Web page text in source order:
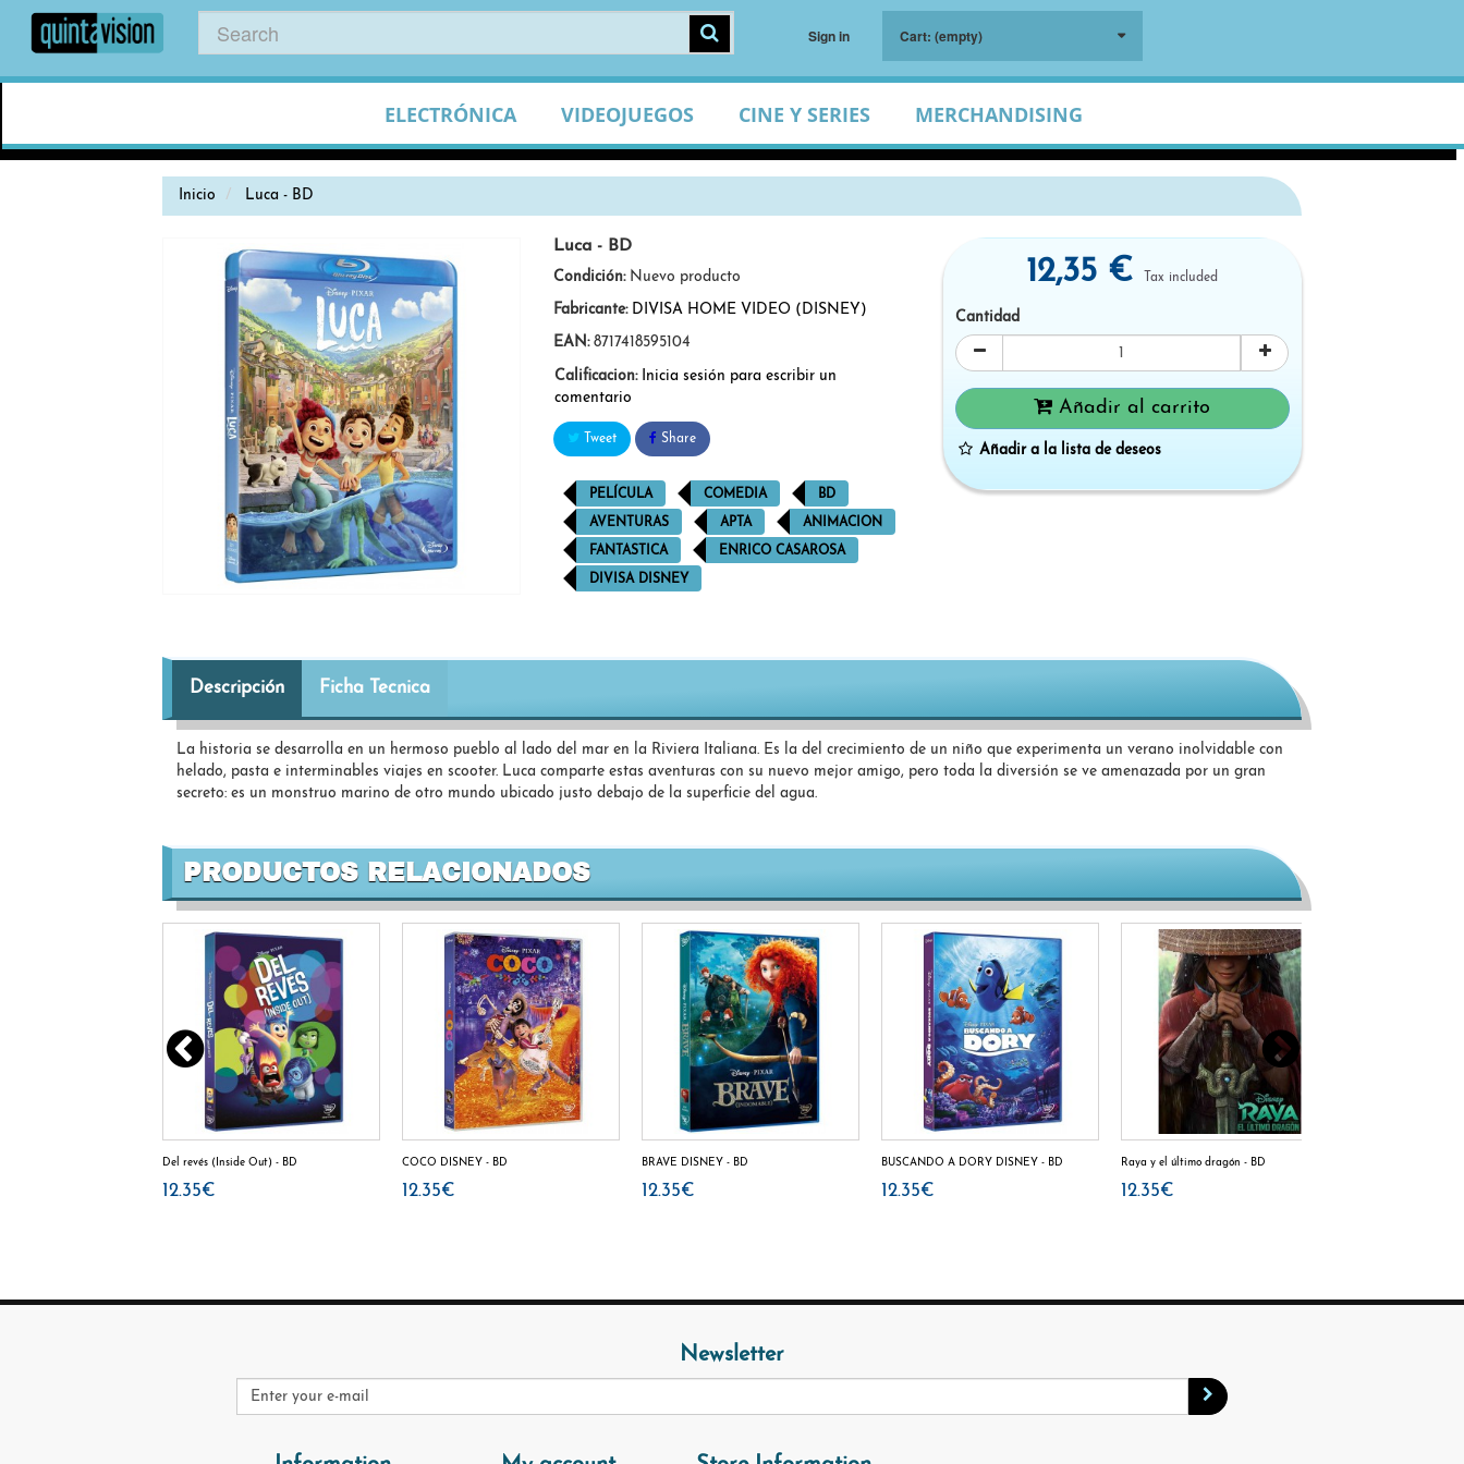
Sign in Cart: (empty)
ELECTRÓNICA VIDEOJUEGOS CINE Y SERIES MERCHANDISING
Inicio Luca - BD
Luca - BD
Condición: Nuevo producto
Fabricante: DIVISA HOME VIDEO (DISNEY)
EAN: 8717418595104
Calificacion: Inicia sesión para escribir un
comentario
Tweet Share
PELÍCULA COMEDIA BD
AVENTURAS APTA ANIMACION
FANTASTICA ENRICO CASAROSA
DIVISA DISNEY
12,35 € Tax included
Cantidad
Añadir al carrito
Añadir a la lista de deseos
Descripción Ficha Tecnica
La historia se desarrolla en un hermoso pueblo al lado del mar en la Riviera Italiana. Es la del crecimiento de un niño que experimenta un verano inolvidable con
helado, pasta e interminables viajes en scooter. Luca comparte estas aventuras con su nuevo mejor amigo, pero toda la diversión se ve amenazada por un gran
secreto: es un monstruo marino de otro mundo ubicado justo debajo de la superficie del agua.
PRODUCTOS RELACIONADOS
Del revés (Inside Out) - BD
12.35€
COCO DISNEY - BD
12.35€
BRAVE DISNEY - BD
12.35€
BUSCANDO A DORY DISNEY - BD
12.35€
Raya y el último dragón - BD
12.35€
Newsletter